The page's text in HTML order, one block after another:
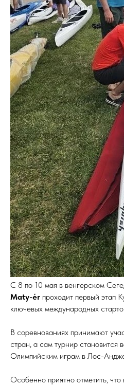
С 8 по 10 мая в венгерском
Maty-ér проходит первый этап
ключевых международных
В соревнованиях принимают
стран, а сам турнир становится
Олимпийским играм в Лос-
Особенно приятно отметить,